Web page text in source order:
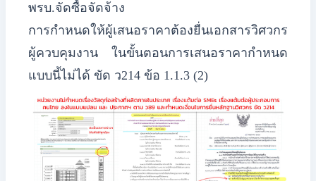
พรบ.จัดซื้อจัดจ้าง
​การกำหนดให้ผู้เสนอราคาต้องยื่นเอกสารวิศวกร
ผู้ควบคุมงาน ในขั้นตอนการเสนอราคากำหนด
แบบนี้ไม่ได้ ขัด ว214 ข้อ 1.1.3 (2)